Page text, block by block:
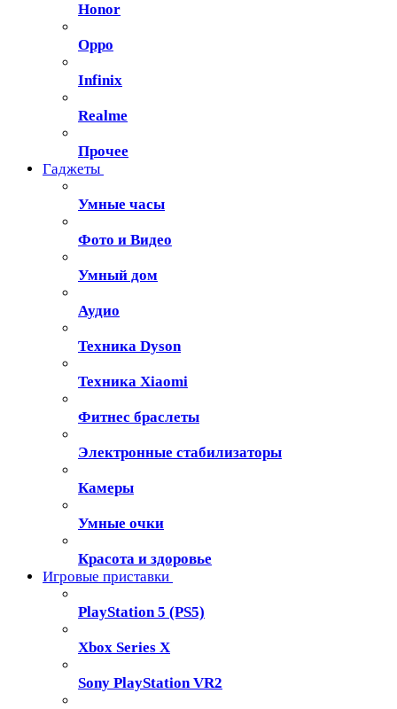
Honor
Oppo
Infinix
Realme
Прочее
Гаджеты
Умные часы
Фото и Видео
Умный дом
Аудио
Техника Dyson
Техника Xiaomi
Фитнес браслеты
Электронные стабилизаторы
Камеры
Умные очки
Красота и здоровье
Игровые приставки
PlayStation 5 (PS5)
Xbox Series X
Sony PlayStation VR2